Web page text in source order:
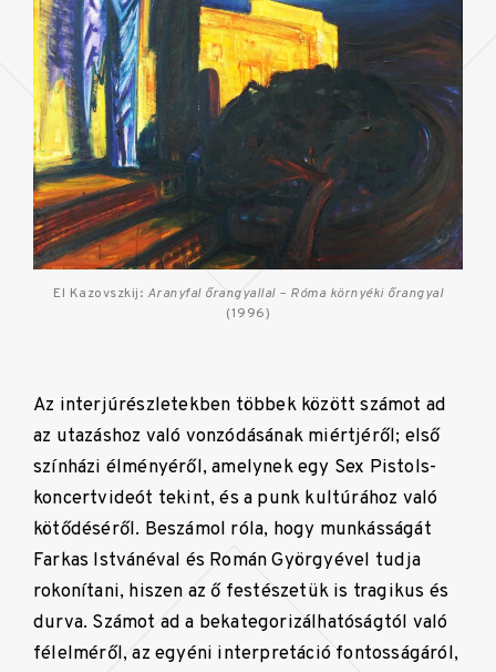
El Kazovszkij: Aranyfal őrangyallal – Róma környéki őrangyal
(1996)
Az interjúrészletekben többek között számot ad
az utazáshoz való vonzódásának miértjéről; első
színházi élményéről, amelynek egy Sex Pistols-
koncertvideót tekint, és a punk kultúrához való
kötődéséről. Beszámol róla, hogy munkásságát
Farkas Istvánéval és Román Györgyével tudja
rokonítani, hiszen az ő festészetük is tragikus és
durva. Számot ad a bekategorizálhatóságtól való
félelméről, az egyéni interpretáció fontosságáról,